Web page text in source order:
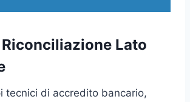
Lato
tecnici di accredito bancario,